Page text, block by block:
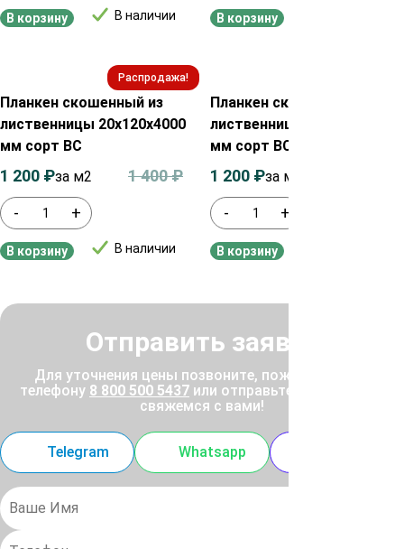
В наличии
В корзину В корзину
Распродажа!
Планкен скошенный из
лиственницы 20х120х4000
мм сорт ВС
- +
В наличии
1 400₽
1 200 ₽за м2
В корзину
Планкен скошенный из
лиственницы 20х140х4000
мм сорт ВС
- +
1 200 ₽за м²
В корзину
Отправить заявку
Для уточнения цены позвоните, пожалуйста, по
телефону 8 800 500 5437 или отправьте заявку, и мы
свяжемся с вами!
Telegram Whatsapp